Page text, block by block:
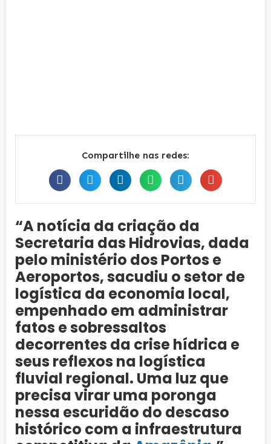
Compartilhe nas redes:
“A notícia da criação da
Secretaria das Hidrovias, dada
pelo ministério dos Portos e
Aeroportos, sacudiu o setor de
logística da economia local,
empenhado em administrar
fatos e sobressaltos
decorrentes da crise hídrica e
seus reflexos na logística
fluvial regional. Uma luz que
precisa virar uma poronga
nessa escuridão do descaso
histórico com a infraestrutura